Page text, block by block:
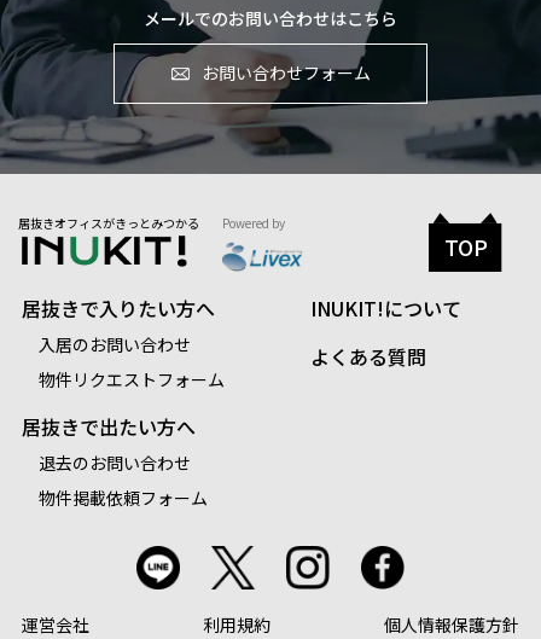
メールでのお問い合わせはこちら
お問い合わせフォーム
居抜きオフィスがきっとみつかる Powered by
居抜きで入りたい方へ
入居のお問い合わせ
物件リクエストフォーム
居抜きで出たい方へ
退去のお問い合わせ
物件掲載依頼フォーム
INUKIT!について
よくある質問
運営会社 利用規約 個人情報保護方針
TOP